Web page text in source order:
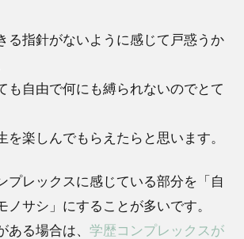
る指針がないように感じて戸惑うか
も自由で何にも縛られないのでとて
を楽しんでもらえたらと思います。
プレックスに感じている部分を「自
ノサシ」にすることが多いです。
ある場合は、 学歴コンプレックスが